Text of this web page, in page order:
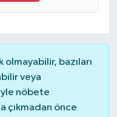
bazıları
veya
nöbete
çıkmadan önce